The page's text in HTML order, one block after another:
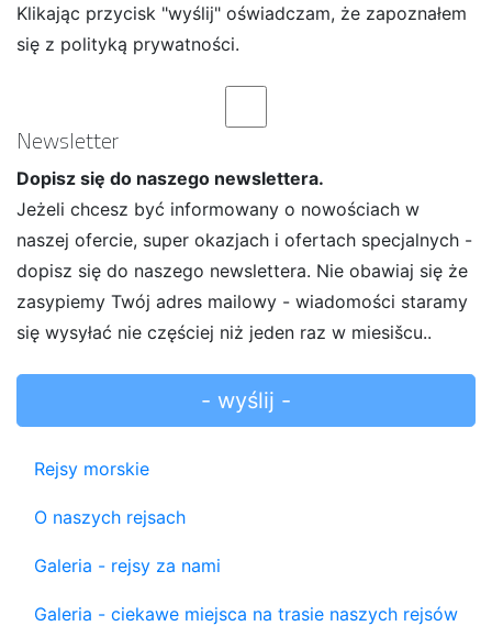
Klikając przycisk "wyślij" oświadczam, że zapoznałem
się z polityką prywatności.
Newsletter
Dopisz się do naszego newslettera.
Jeżeli chcesz być informowany o nowościach w
naszej ofercie, super okazjach i ofertach specjalnych -
dopisz się do naszego newslettera. Nie obawiaj się że
zasypiemy Twój adres mailowy - wiadomości staramy
się wysyłać nie częściej niż jeden raz w miesišcu..
Rejsy morskie
O naszych rejsach
Galeria - rejsy za nami
Galeria - ciekawe miejsca na trasie naszych rejsów